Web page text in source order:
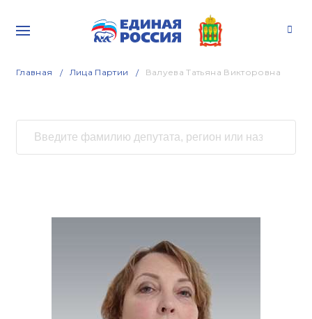
Главная Лица Партии Валуева Татьяна Викторовна